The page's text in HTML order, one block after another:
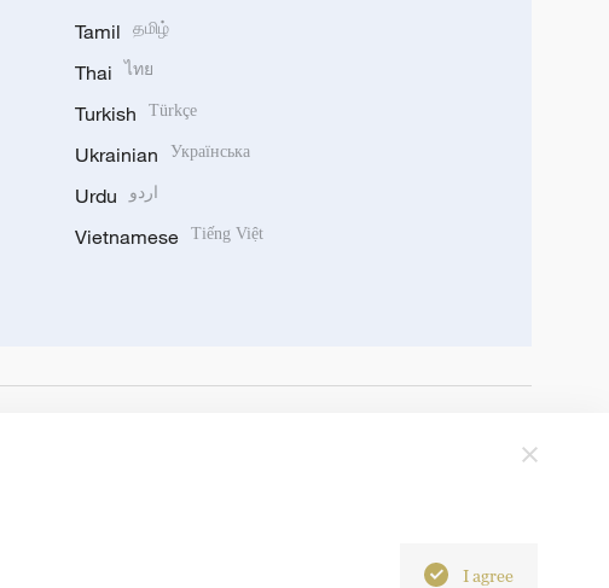
Tamil தமிழ்
Thai ไทย
Turkish Türkçe
Ukrainian Українська
Urdu اردو
Vietnamese Tiếng Việt
I agree